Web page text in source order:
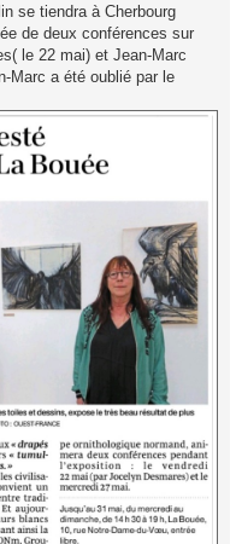
se tiendra à Cherbourg
de deux conférences sur
le 22 mai) et Jean-Marc
Marc a été oublié par le